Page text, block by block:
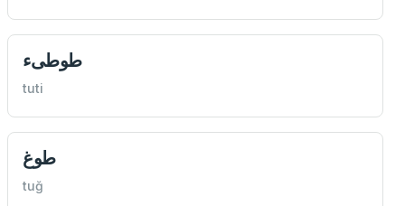
طوطیء
tuti
طوغ
tuğ